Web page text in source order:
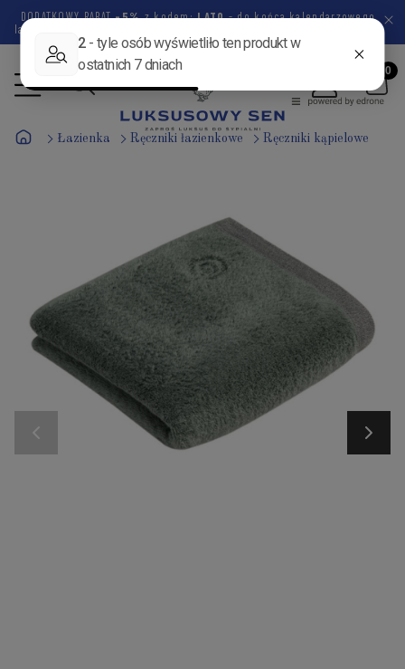
DODATKOWY RABAT-5%z kodem:LATO- do końca kalendarzowego
lata pozostało
Łazienka Ręczniki łazienkowe Ręczniki kąpielowe